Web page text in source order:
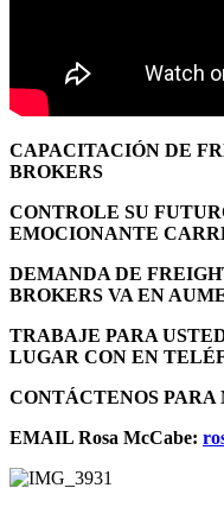
CAPACITACIÓN DE
BROKERS
CONTROLE SU
EMOCIONANTE
DEMANDA DE
BROKERS VA EN
TRABAJE PARA
LUGAR CON EN
CONTÁCTENOS
EMAIL Rosa McCabe: